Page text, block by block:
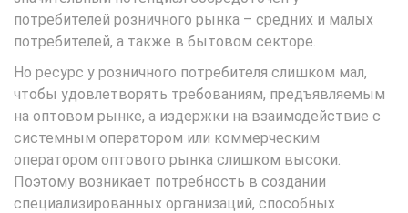
потребителей розничного рынка – средних и малых
потребителей, а также в бытовом секторе.
Но ресурс у розничного потребителя слишком мал,
чтобы удовлетворять требованиям, предъявляемым
на оптовом рынке, а издержки на взаимодействие с
системным оператором или коммерческим
оператором оптового рынка слишком высоки.
Поэтому возникает потребность в создании
специализированных организаций, способных